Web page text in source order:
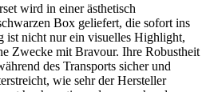
wird in einer ästhetisch
Box geliefert, die sofort ins
ist nicht nur ein visuelles Highlight,
Zwecke mit Bravour. Ihre Robustheit
des Transports sicher und
wie sehr der Hersteller